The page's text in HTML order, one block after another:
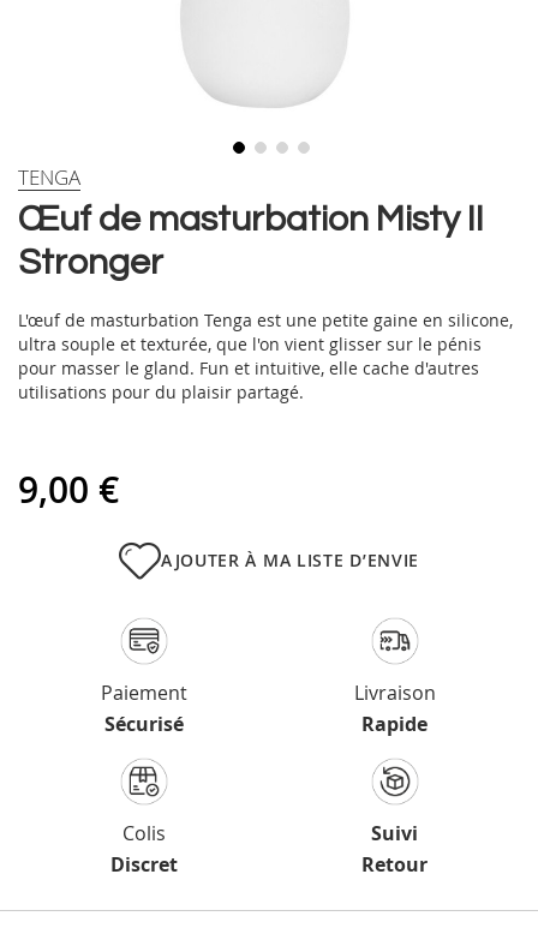
Skip
the
beginning
images
gallery
Œuf de masturbation Misty II
Stronger
TENGA
L'œuf de masturbation Tenga est une petite gaine en silicone,
ultra souple et texturée, que l'on vient glisser sur le pénis
pour masser le gland. Fun et intuitive, elle cache d'autres
utilisations pour du plaisir partagé.
9,00 €
AJOUTER À MA LISTE D’ENVIE
Paiement
Sécurisé
Livraison
Rapide
Colis
Discret
Suivi
Retour